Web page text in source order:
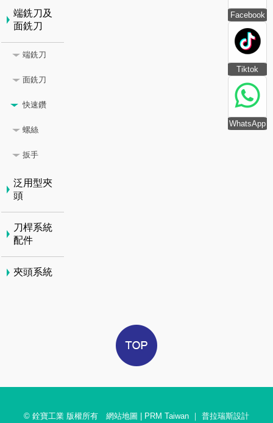
Facebook
Tiktok
WhatsApp
端銑刀及
面銑刀
端銑刀
面銑刀
快速鑽
螺絲
扳手
泛用型夾
頭
刀桿系統
配件
夾頭系統
© 銓寶工業 版權所有 網站地圖 PRM Taiwan ｜ 普拉瑞斯設計